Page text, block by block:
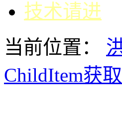
技术请进
当前位置：
ChildItem获